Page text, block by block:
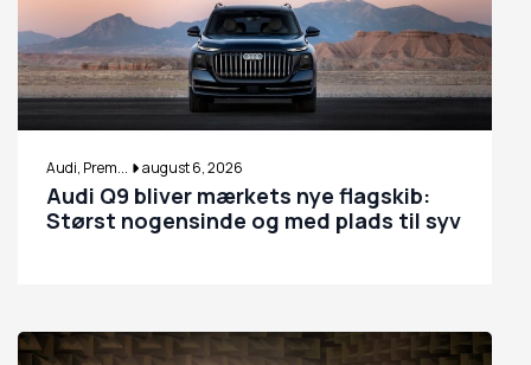
Audi, Prem... august 6, 2026
Audi Q9 bliver mærkets nye flagskib:
Størst nogensinde og med plads til syv